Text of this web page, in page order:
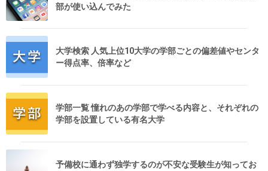
部が使い込んでみた
大学検索 人気上位10大学の学部ごとの偏差値やセンタ
ー得点率、倍率など
学部一覧 憧れのあの学部で学べる内容と、それぞれの
学部を設置している有名大学
予備校に通わず独学するのが不安な受験生が知ってお